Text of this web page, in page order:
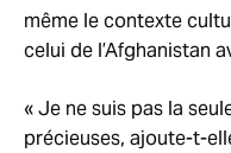
même le contexte
celui de l’Afghanistan
« Je ne suis pas la
précieuses, ajoute-t-